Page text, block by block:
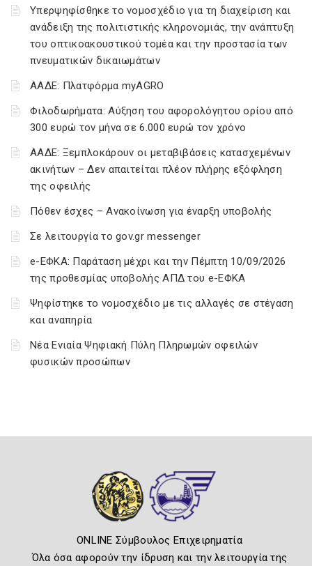
Υπερψηφίσθηκε το νομοσχέδιο για τη διαχείριση και
ανάδειξη της πολιτιστικής κληρονομιάς, την ανάπτυξη
του οπτικοακουστικού τομέα και την προστασία των
πνευματικών δικαιωμάτων
ΑΑΔΕ: Πλατφόρμα myAGRO
Φιλοδωρήματα: Αύξηση του αφορολόγητου ορίου από
300 ευρώ τον μήνα σε 6.000 ευρώ τον χρόνο
ΑΑΔΕ: Ξεμπλοκάρουν οι μεταβιβάσεις κατασχεμένων
ακινήτων – Δεν απαιτείται πλέον πλήρης εξόφληση
της οφειλής
Πόθεν έσχες – Ανακοίνωση για έναρξη υποβολής
Σε λειτουργία το gov.gr messenger
e-ΕΦΚΑ: Παράταση μέχρι και την Πέμπτη 10/09/2026
της προθεσμίας υποβολής ΑΠΔ του e-ΕΦΚΑ
Ψηφίστηκε το νομοσχέδιο με τις αλλαγές σε στέγαση
και αναπηρία
Νέα Ενιαία Ψηφιακή Πύλη Πληρωμών οφειλών
φυσικών προσώπων
ONLINE Σύμβουλος Επιχειρηματία
Όλα όσα αφορούν την ίδρυση και την λειτουργία της